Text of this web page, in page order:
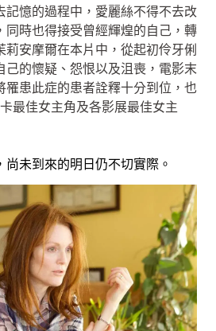
記憶的過程中，愛麗絲不得不去改
同時也得接受曾經輝煌的自己，轉
莉安摩爾在本片中，從起初伶牙俐
己的懷疑、怨恨以及沮喪，電影末
罹患此症的患者詮釋十分到位，也
最佳女主角及各影展最佳女主
未到來的明日仍不切實際。